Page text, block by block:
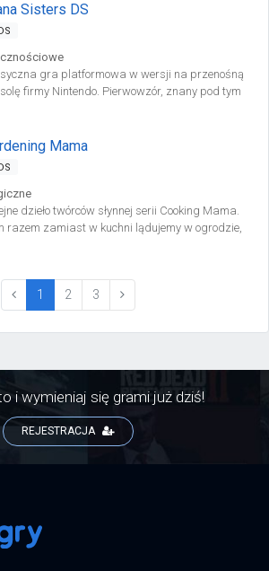
Sisters DS
gra platformowa w wersji na przenośną
firmy Nintendo. Pierwowzór, znany pod tym
Mama
dzieło twórców słynnej serii Cooking Mama.
razem zamiast w kuchni lądujemy w ogrodzie,
1 (current)
2 3
i wymieniaj się grami już dziś!
REJESTRACJA